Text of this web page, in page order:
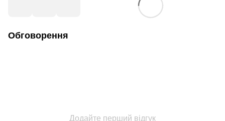
Обговорення
Додайте перший відгук